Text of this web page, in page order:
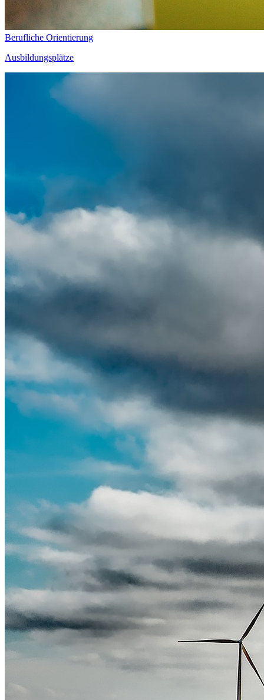
Berufliche Orientierung
Ausbildungsplätze